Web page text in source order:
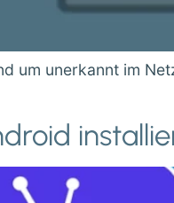
um unerkannt im